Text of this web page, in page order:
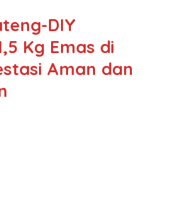
DIY
Kg Emas di
Aman dan